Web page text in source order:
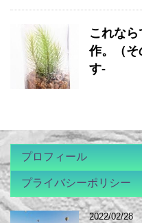
これな
作。（そ
す-
プロフィール
プライバシーポリシー
2022/02/28